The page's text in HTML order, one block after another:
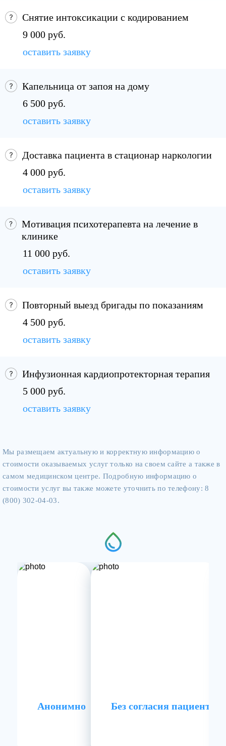
Снятие интоксикации с кодированием
9 000 руб.
оставить заявку
Капельница от запоя на дому
6 500 руб.
оставить заявку
Доставка пациента в стационар наркологии
4 000 руб.
оставить заявку
Мотивация психотерапевта на лечение в
клинике
11 000 руб.
оставить заявку
Повторный выезд бригады по показаниям
4 500 руб.
оставить заявку
Инфузионная кардиопротекторная терапия
5 000 руб.
оставить заявку
Мы размещаем актуальную и корректную информацию о
стоимости оказываемых услуг только на своем сайте а также в
самом медицинском центре. Подробную информацию о
стоимости услуг вы также можете уточнить по телефону: 8
(800) 302-04-03.
Анонимно Без согласия пациента